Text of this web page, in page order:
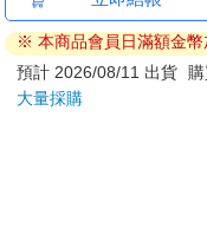
若非上列種類商品
日）。
辦理退換貨時，商
※ 本商品會員日滿額金
預計 2026/08/11 出貨
大量採購